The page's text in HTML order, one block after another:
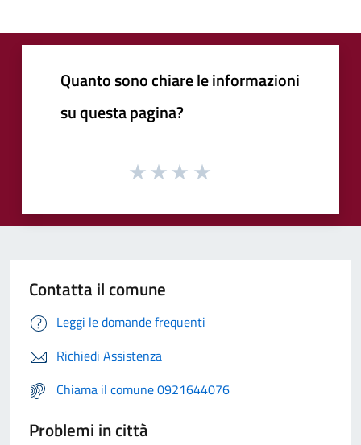
Quanto sono chiare le informazioni
su questa pagina?
Contatta il comune
Leggi le domande frequenti
Richiedi Assistenza
Chiama il comune 0921644076
Problemi in città